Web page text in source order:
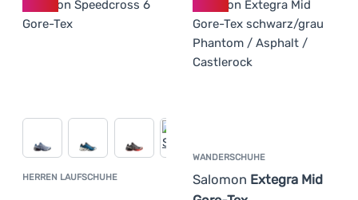
HERREN LAUFSCHUHEKundenbewertung
WANDERSCHUHE
Salomon Extegra Mid